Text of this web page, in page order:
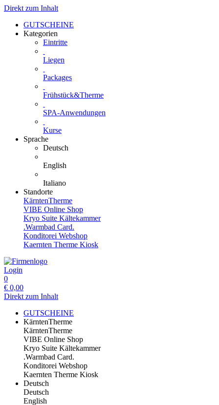
Direkt zum Inhalt
GUTSCHEINE
Kategorien
Eintritte
Liegen
Packages
Frühstück&Therme
SPA-Anwendungen
Kurse
Sprache
Deutsch
English
Italiano
Standorte
KärntenTherme
VIBE Online Shop
Kryo Suite Kältekammer
.Warmbad Card.
Konditorei Webshop
Kaernten Therme Kiosk
Login
0
€ 0,00
Direkt zum Inhalt
GUTSCHEINE
KärntenTherme
KärntenTherme
VIBE Online Shop
Kryo Suite Kältekammer
.Warmbad Card.
Konditorei Webshop
Kaernten Therme Kiosk
Deutsch
Deutsch
English